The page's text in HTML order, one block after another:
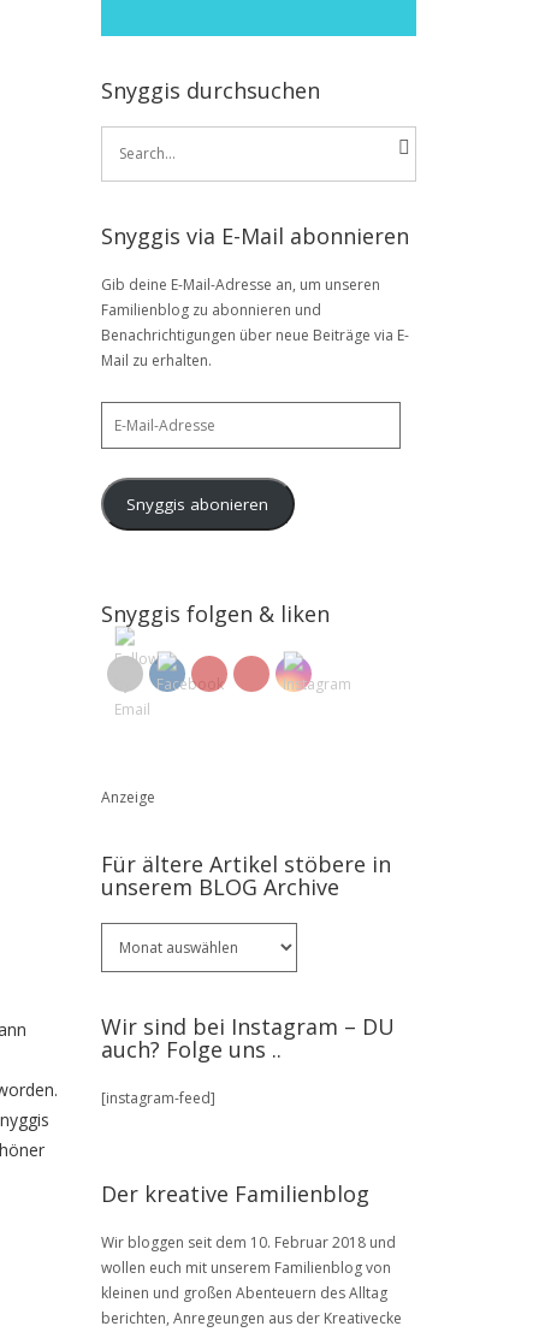
Snyggis durchsuchen
Search
Snyggis via E-Mail abonnieren
Gib deine E-Mail-Adresse an, um unseren
Familienblog zu abonnieren und
Benachrichtigungen über neue Beiträge via E-
Mail zu erhalten.
Snyggis abonieren
Snyggis folgen & liken
Anzeige
Für ältere Artikel stöbere in
unserem BLOG Archive
ältere
in
unserem
Archive
Wir sind bei Instagram – DU
auch? Folge uns ..
[instagram-feed]
Der kreative Familienblog
Wir bloggen seit dem 10. Februar 2018 und
wollen euch mit unserem Familienblog von
kleinen und großen Abenteuern des Alltag
berichten, Anregeungen aus der Kreativecke